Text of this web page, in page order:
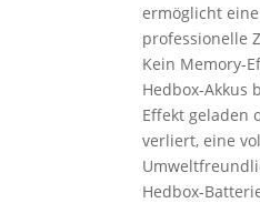
ermöglicht
professionelle
Kein Memory-
Hedbox-Akkus
Effekt geladen
verliert, eine
Hedbox-